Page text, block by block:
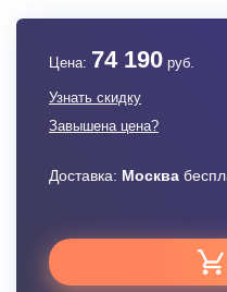
Цена: 74 190 руб.
Узнать скидку
Завышена цена?
Доставка: Москва